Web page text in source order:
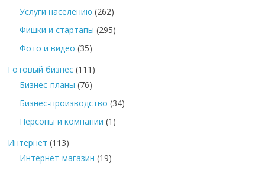
Услуги населению (262)
Фишки и стартапы (295)
Фото и видео (35)
Готовый бизнес (111)
Бизнес-планы (76)
Бизнес-производство (34)
Персоны и компании (1)
Интернет (113)
Интернет-магазин (19)